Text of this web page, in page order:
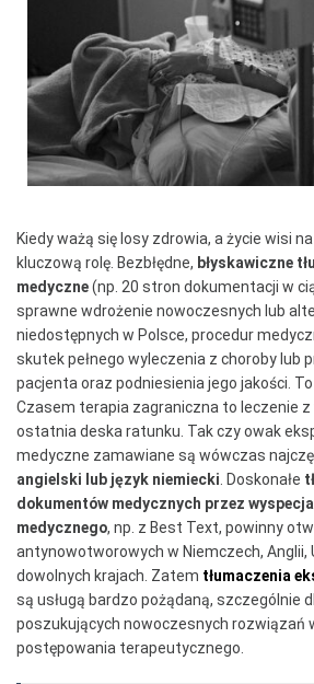
Kiedy ważą się losy zdrowia, a życie wisi
kluczową rolę. Bezbłędne, błyskawiczne
medyczne(np. 20 stron dokumentacji w
sprawne wdrożenie nowoczesnych lub
niedostępnych w Polsce, procedur
skutek pełnego wyleczenia z choroby lub
pacjenta oraz podniesienia jego jakości.
Czasem terapia zagraniczna to leczenie
ostatnia deska ratunku. Tak czy owak
medyczne zamawiane są wówczas
angielski lub język niemiecki . Doskonałe
dokumentów medycznych przez
medycznego, np. z Best Text, powinny
antynowotworowych w Niemczech, Anglii,
dowolnych krajach. Zatem tłumaczenia
są usługą bardzo pożądaną, szczególnie
poszukujących nowoczesnych rozwiązań
postępowania terapeutycznego.